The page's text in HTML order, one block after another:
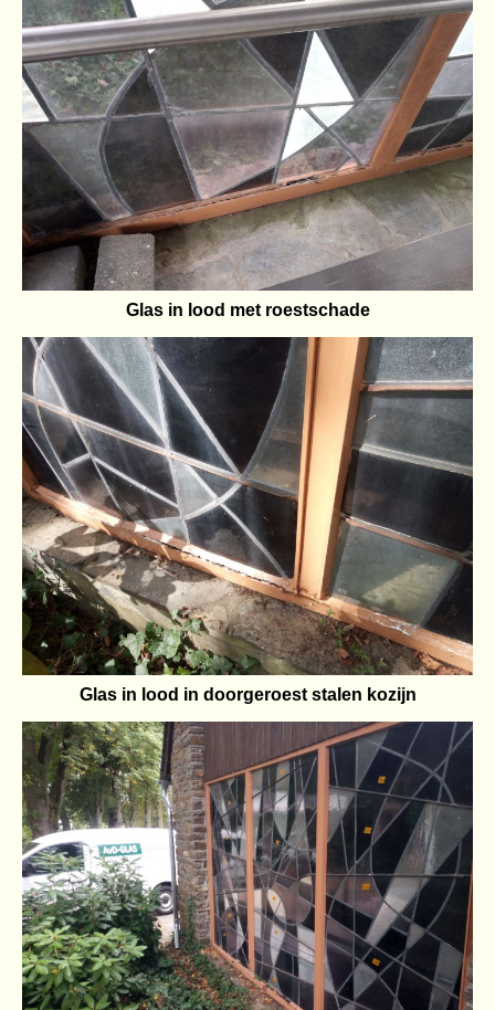
Glas in lood met roestschade
Glas in lood in doorgeroest stalen kozijn